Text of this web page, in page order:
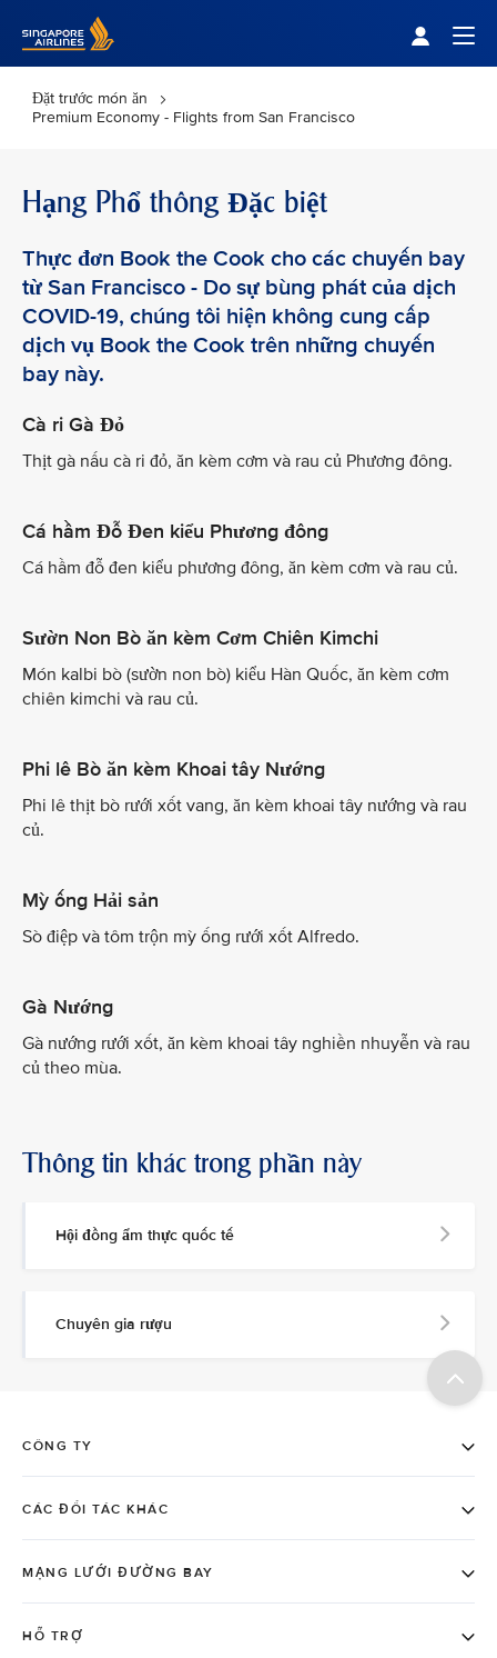
Đặt trước món ăn
Premium Economy - Flights from San Francisco
Hạng Phổ thông Đặc biệt
Thực đơn Book the Cook cho các chuyến bay
từ San Francisco - Do sự bùng phát của dịch
COVID-19, chúng tôi hiện không cung cấp
dịch vụ Book the Cook trên những chuyến
bay này.
Cà ri Gà Đỏ
Thịt gà nấu cà ri đỏ, ăn kèm cơm và rau củ Phương đông.
Cá hầm Đỗ Đen kiểu Phương đông
Cá hầm đỗ đen kiểu phương đông, ăn kèm cơm và rau củ.
Sườn Non Bò ăn kèm Cơm Chiên Kimchi
Món kalbi bò (sườn non bò) kiểu Hàn Quốc, ăn kèm cơm
chiên kimchi và rau củ.
Phi lê Bò ăn kèm Khoai tây Nướng
Phi lê thịt bò rưới xốt vang, ăn kèm khoai tây nướng và rau
củ.
Mỳ ống Hải sản
Sò điệp và tôm trộn mỳ ống rưới xốt Alfredo.
Gà Nướng
Gà nướng rưới xốt, ăn kèm khoai tây nghiền nhuyễn và rau
củ theo mùa.
Thông tin khác trong phần này
Hội đồng ẩm thực quốc tế
Chuyên gia rượu